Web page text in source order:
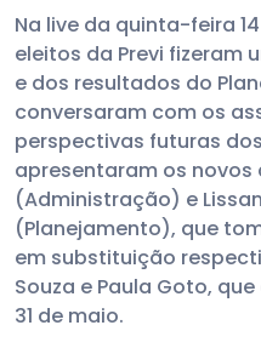
Na live da quinta-feira
eleitos da Previ fizeram
e dos resultados do
conversaram com os
perspectivas futuras
apresentaram os novos
(Administração) e
(Planejamento), que
em substituição
Souza e Paula Goto,
31 de maio.